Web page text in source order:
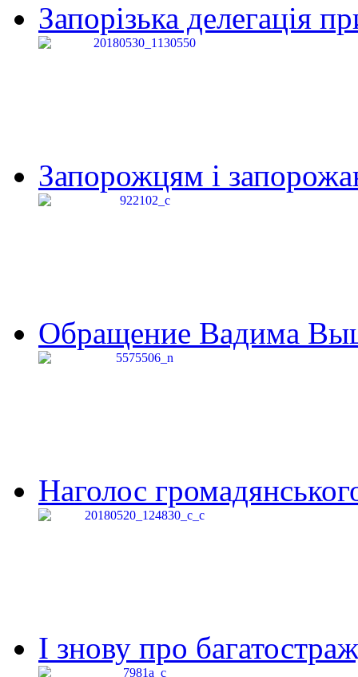
Запорізька делегація
Запорожцям і
Обращение Вадима
Наголос
І знову про